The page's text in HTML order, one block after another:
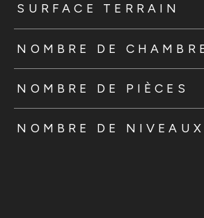
SURFACE TERRAIN
NOMBRE DE
NOMBRE DE PIÈCES
NOMBRE DE NIVEAUX